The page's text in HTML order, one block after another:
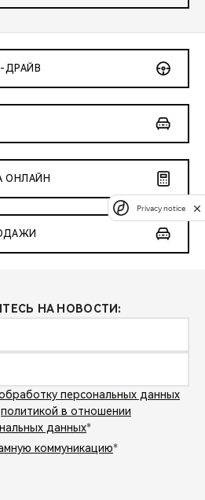
ДРАЙВ
ОНЛАЙН
НА НОВОСТИ:
персональных данных
политикой в отношении
данных*
коммуникацию*
Privacy notice